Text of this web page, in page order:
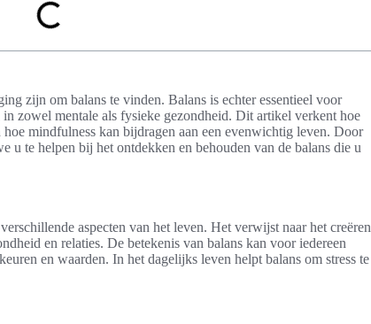
zijn om balans te vinden. Balans is echter essentieel voor
zowel mentale als fysieke gezondheid. Dit artikel verkent hoe
mindfulness kan bijdragen aan een evenwichtig leven. Door
u te helpen bij het ontdekken en behouden van de balans die u
aspecten van het leven. Het verwijst naar het creëren
en relaties. De betekenis van balans kan voor iedereen
en waarden. In het dagelijks leven helpt balans om stress te